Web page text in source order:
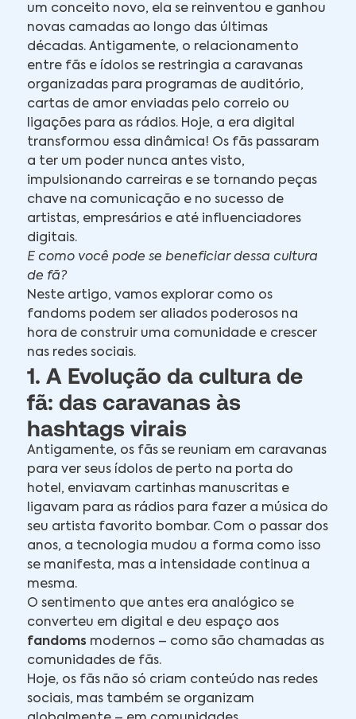
um conceito novo, ela se reinventou e ganhou
novas camadas ao longo das últimas
décadas. Antigamente, o relacionamento
entre fãs e ídolos se restringia a caravanas
organizadas para programas de auditório,
cartas de amor enviadas pelo correio ou
ligações para as rádios. Hoje, a era digital
transformou essa dinâmica! Os fãs passaram
a ter um poder nunca antes visto,
impulsionando carreiras e se tornando peças
chave na comunicação e no sucesso de
artistas, empresários e até influenciadores
digitais.
E como você pode se beneficiar dessa cultura
de fã?
Neste artigo, vamos explorar como os
fandoms podem ser aliados poderosos na
hora de construir uma comunidade e crescer
nas redes sociais.
1. A Evolução da cultura de
fã: das caravanas às
hashtags virais
Antigamente, os fãs se reuniam em caravanas
para ver seus ídolos de perto na porta do
hotel, enviavam cartinhas manuscritas e
ligavam para as rádios para fazer a música do
seu artista favorito bombar. Com o passar dos
anos, a tecnologia mudou a forma como isso
se manifesta, mas a intensidade continua a
mesma.
O sentimento que antes era analógico se
converteu em digital e deu espaço aos
fandoms modernos – como são chamadas as
comunidades de fãs.
Hoje, os fãs não só criam conteúdo nas redes
sociais, mas também se organizam